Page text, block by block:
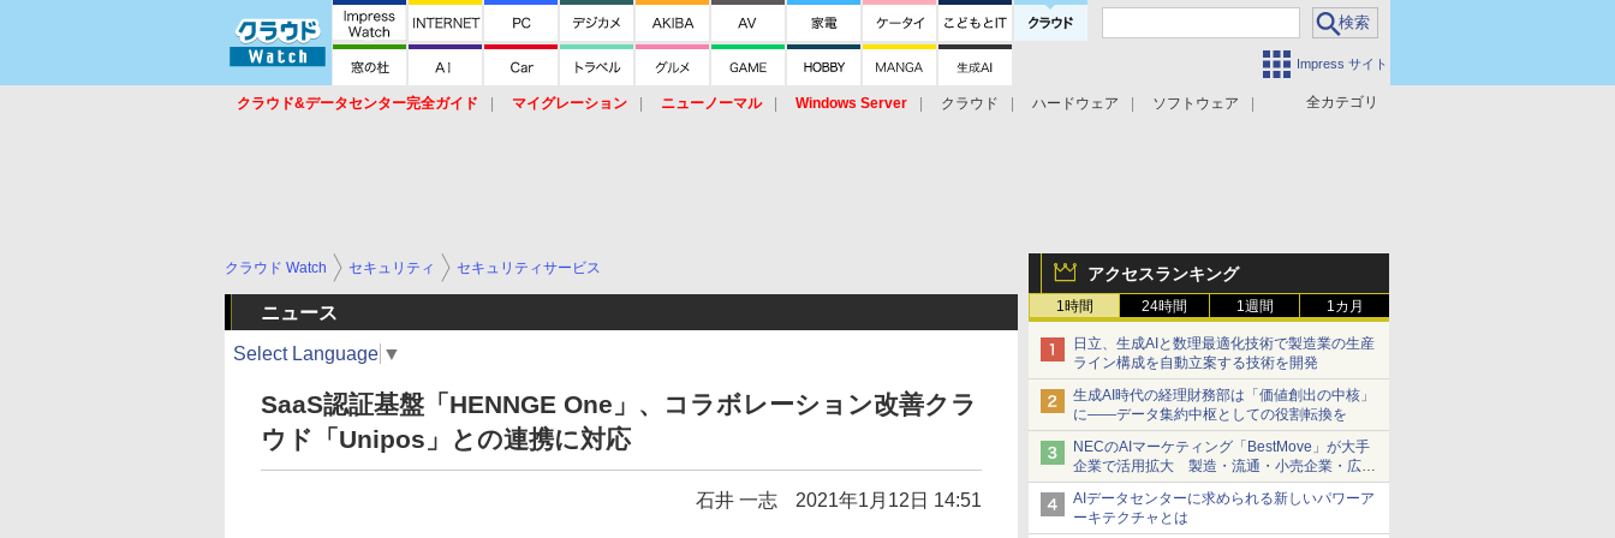
Impress サイト
全カテゴリ
クラウド&データセンター完全ガイド マイグレーション ニューノーマル Windows Server クラウド ハードウェア
ソフトウェア
アクセスランキング
1時間 24時間 1週間 1カ月
日立、生成AIと数理最適化技術で製造業の生産
ライン構成を自動立案する技術を開発
生成AI時代の経理財務部は「価値創出の中核」
に――データ集約中枢としての役割転換を
NECのAIマーケティング「BestMove」が大手
企業で活用拡大 製造・流通・小売企業・広告
代理店などが実装フェーズへ
AIデータセンターに求められる新しいパワーア
ーキテクチャとは
クラウド Watch セキュリティ セキュリティサービス
ニュース
Select Language ▼
SaaS認証基盤「HENNGE One」、コラボレーション改善クラ
ウド「Unipos」との連携に対応
石井 一志 2021年1月12日 14:51